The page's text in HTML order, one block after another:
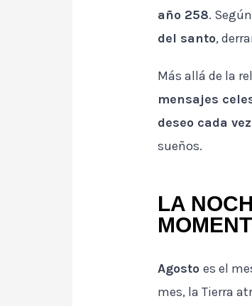
año 258.
del santo,
Más allá de la
mensajes
deseo cada
sueños.
LA
Agostoes el
mes, la Tierra